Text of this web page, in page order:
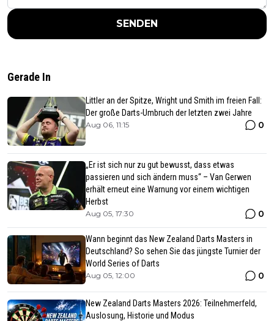
SENDEN
Gerade In
Littler an der Spitze, Wright und Smith im freien Fall:
Der große Darts-Umbruch der letzten zwei Jahre
Aug 06, 11:15 0
„Er ist sich nur zu gut bewusst, dass etwas
passieren und sich ändern muss“ – Van Gerwen
erhält erneut eine Warnung vor einem wichtigen
Herbst
Aug 05, 17:30 0
Wann beginnt das New Zealand Darts Masters in
Deutschland? So sehen Sie das jüngste Turnier der
World Series of Darts
Aug 05, 12:00 0
New Zealand Darts Masters 2026: Teilnehmerfeld,
Auslosung, Historie und Modus